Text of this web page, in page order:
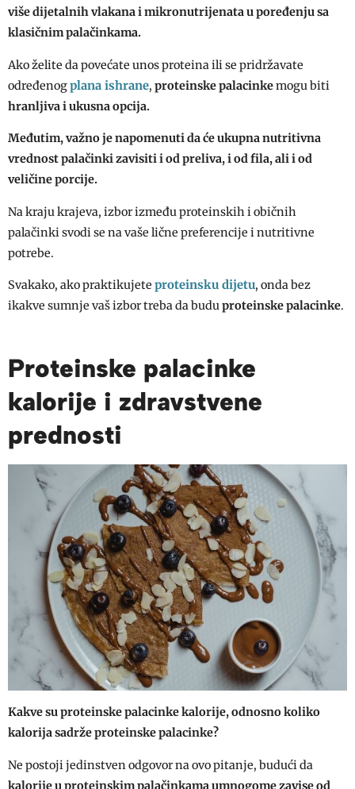
više dijetalnih vlakana i mikronutrijenata u poređenju sa
klasičnim palačinkama.
Ako želite da povećate unos proteina ili se pridržavate
određenogplana ishrane, proteinske palacinkemogu biti
hranljiva i ukusna opcija.
Međutim, važno je napomenuti da će ukupna nutritivna
vrednost palačinki zavisiti i od preliva, i od fila, ali i od
veličine porcije.
Na kraju krajeva, izbor između proteinskih i običnih
palačinki svodi se na vaše lične preferencije i nutritivne
potrebe.
Svakako, ako praktikujete proteinsku dijetu, onda bez
ikakve sumnje vaš izbor treba da buduproteinske palacinke.
Proteinske palacinke
kalorije i zdravstvene
prednosti
Kakve su proteinske palacinke kalorije, odnosno koliko
kalorija sadrže proteinske palacinke?
Ne postoji jedinstven odgovor na ovo pitanje, budući da
kalorije u proteinskim palačinkama umnogome zavise od